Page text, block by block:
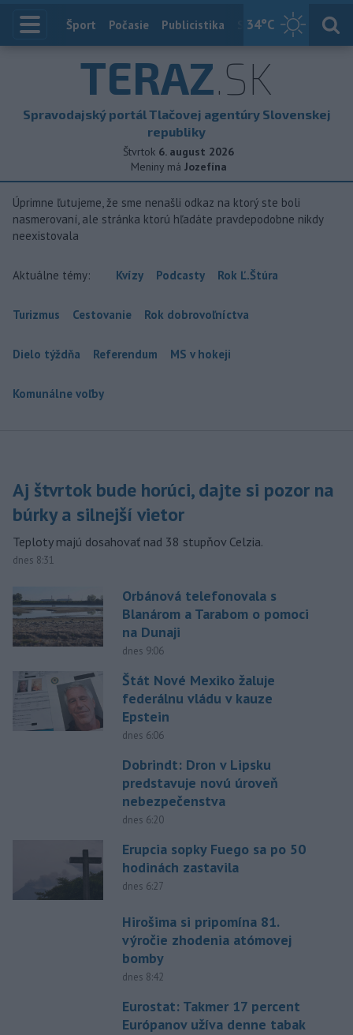
34°C
Index
Šport Počasie Publicistika Slovensko
TERAZ.SK
Spravodajský portál Tlačovej agentúry Slovenskej
republiky
Štvrtok 6. august 2026
Meniny má Jozefína
Úprimne ľutujeme, že sme nenašli odkaz na ktorý ste boli
nasmerovaní, ale stránka ktorú hľadáte pravdepodobne nikdy
neexistovala
Aktuálne témy: Kvízy Podcasty Rok Ľ.Štúra
Turizmus Cestovanie Rok dobrovoľníctva
Dielo týždňa Referendum MS v hokeji
Komunálne voľby
Aj štvrtok bude horúci, dajte si pozor na
búrky a silnejší vietor
Teploty majú dosahovať nad 38 stupňov Celzia.
dnes 8:31
Orbánová telefonovala s
Blanárom a Tarabom o pomoci
na Dunaji
dnes 9:06
Štát Nové Mexiko žaluje
federálnu vládu v kauze
Epstein
dnes 6:06
Dobrindt: Dron v Lipsku
predstavuje novú úroveň
nebezpečenstva
dnes 6:20
Erupcia sopky Fuego sa po 50
hodinách zastavila
dnes 6:27
Hirošima si pripomína 81.
výročie zhodenia atómovej
bomby
dnes 8:42
Eurostat: Takmer 17 percent
Európanov užíva denne tabak